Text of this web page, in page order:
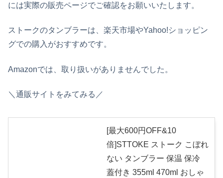
には実際の販売ページでご確認をお願いいたします。
ストークのタンブラーは、楽天市場やYahoo!ショッピン
グでの購入がおすすめです。
Amazonでは、取り扱いがありませんでした。
＼通販サイトをみてみる／
[最大600円OFF&10
倍]STTOKE ストーク こぼれ
ない タンブラー 保温 保冷
蓋付き 355ml 470ml おしゃ